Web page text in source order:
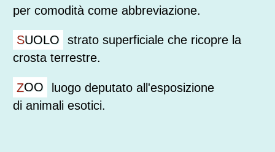
per comodità come abbreviazione.
SUOLO
strato superficiale che ricopre la
crosta terrestre.
ZOO
luogo deputato all'esposizione
di animali esotici.